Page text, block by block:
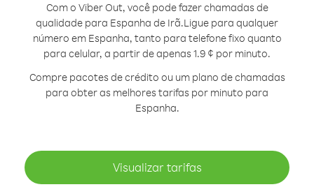
Com o Viber Out, você pode fazer chamadas de
qualidade para Espanha de Irã.Ligue para qualquer
número em Espanha, tanto para telefone fixo quanto
para celular, a partir de apenas 1.9 ¢ por minuto.
Compre pacotes de crédito ou um plano de chamadas
para obter as melhores tarifas por minuto para
Espanha.
Visualizar tarifas